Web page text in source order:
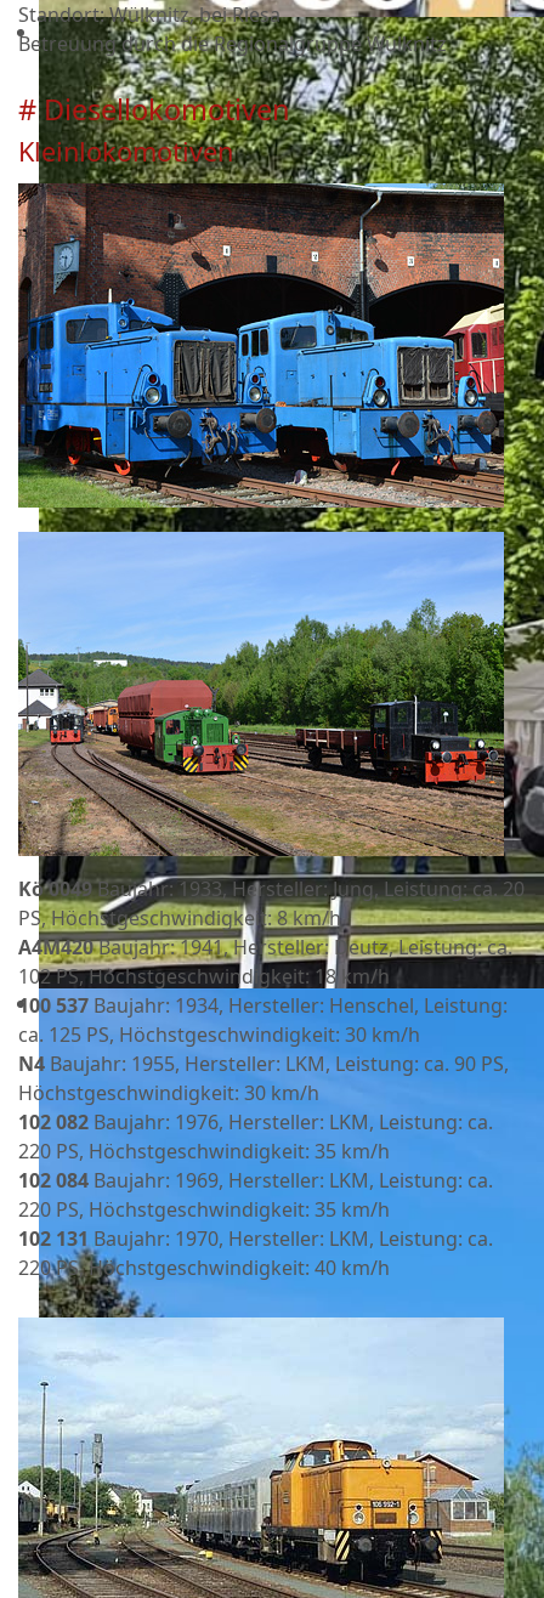
Standort: Wülknitz, bei Riesa
Betreuung durch die Regionalgruppe Wülknitz
# Diesellokomotiven
Kleinlokomotiven
Kö 0049Baujahr: 1933, Hersteller: Jung, Leistung: ca. 20
PS, Höchstgeschwindigkeit: 8 km/h
A4M420Baujahr: 1941, Hersteller: Deutz, Leistung: ca.
102 PS, Höchstgeschwindigkeit: 18 km/h
100 537 Baujahr: 1934, Hersteller: Henschel, Leistung:
ca. 125 PS, Höchstgeschwindigkeit: 30 km/h
N4 Baujahr: 1955, Hersteller: LKM, Leistung: ca. 90 PS,
Höchstgeschwindigkeit: 30 km/h
102 082 Baujahr: 1976, Hersteller: LKM, Leistung: ca.
220 PS, Höchstgeschwindigkeit: 35 km/h
102 084 Baujahr: 1969, Hersteller: LKM, Leistung: ca.
220 PS, Höchstgeschwindigkeit: 35 km/h
102 131 Baujahr: 1970, Hersteller: LKM, Leistung: ca.
220 PS, Höchstgeschwindigkeit: 40 km/h